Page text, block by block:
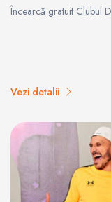
Încearcă gratuit Clubul
Vezi detalii